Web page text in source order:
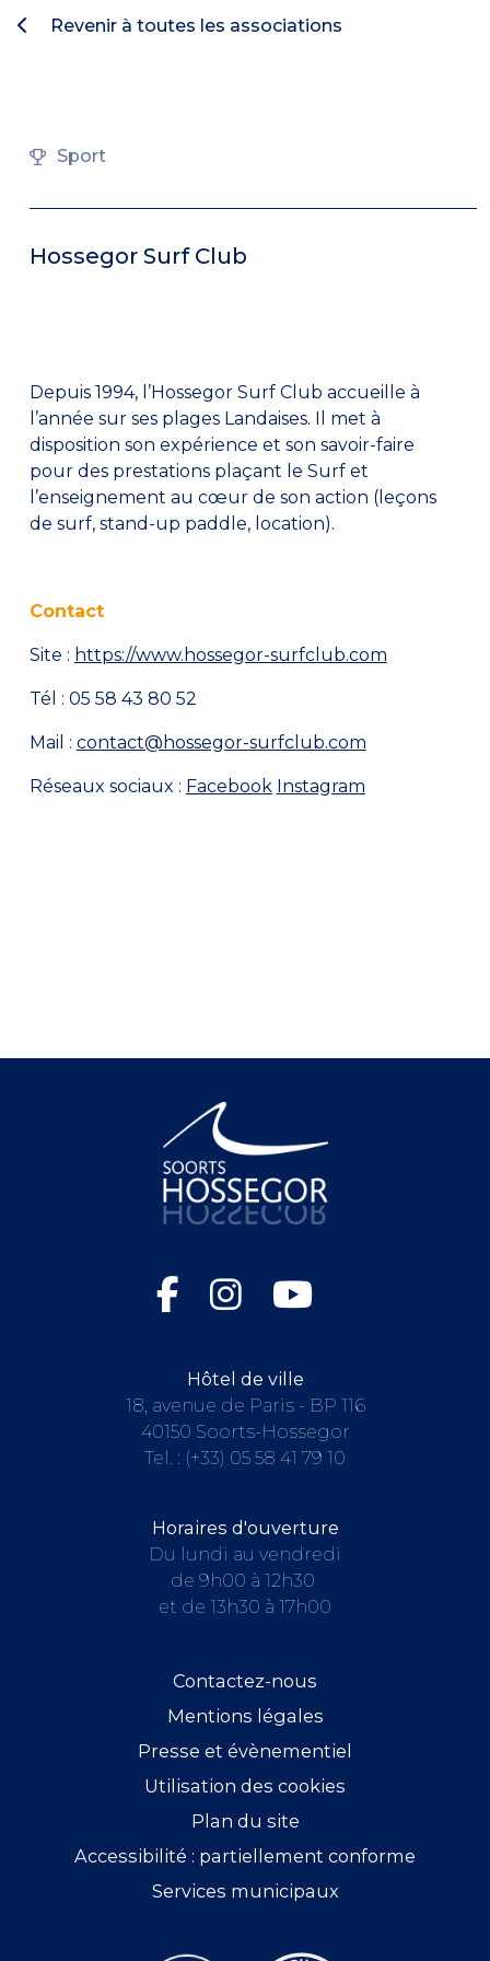
Revenir à toutes les associations
Sport
Hossegor Surf Club
Depuis 1994, l’Hossegor Surf Club accueille à
l’année sur ses plages Landaises. Il met à
disposition son expérience et son savoir-faire
pour des prestations plaçant le Surf et
l’enseignement au cœur de son action (leçons
de surf, stand-up paddle, location).
Contact
Site : https://www.hossegor-surfclub.com
Tél : 05 58 43 80 52
Mail : contact@hossegor-surfclub.com
Réseaux sociaux : Facebook Instagram
Hôtel de ville
18, avenue de Paris - BP 116
40150 Soorts-Hossegor
Tel. : (+33) 05 58 41 79 10
Horaires d'ouverture
Du lundi au vendredi
de 9h00 à 12h30
et de 13h30 à 17h00
Contactez-nous
Mentions légales
Presse et évènementiel
Utilisation des cookies
Plan du site
Accessibilité : partiellement conforme
Services municipaux